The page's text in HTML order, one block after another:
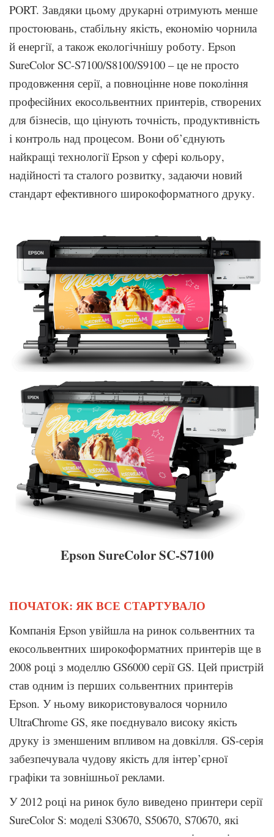
PORT. Завдяки цьому друкарні отримують менше
простоювань, стабільну якість, економію чорнила
й енергії, а також екологічнішу роботу. Epson
SureColor SC-S7100/S8100/S9100 – це не просто
продовження серії, а повноцінне нове покоління
професійних екосольвентних принтерів, створених
для бізнесів, що цінують точність, продуктивність
і контроль над процесом. Вони об’єднують
найкращі технології Epson у сфері кольору,
надійності та сталого розвитку, задаючи новий
стандарт ефективного широкоформатного друку.
Epson SureColor SC-S7100
ПОЧАТОК: ЯК ВСЕ СТАРТУВАЛО
Компанія Epson увійшла на ринок сольвентних та
екосольвентних широкоформатних принтерів ще в
2008 році з моделлю GS6000 серії GS. Цей пристрій
став одним із перших сольвентних принтерів
Epson. У ньому використовувалося чорнило
UltraChrome GS, яке поєднувало високу якість
друку із зменшеним впливом на довкілля. GS-серія
забезпечувала чудову якість для інтер’єрної
графіки та зовнішньої реклами.
У 2012 році на ринок було виведено принтери серії
SureColor S: моделі S30670, S50670, S70670, які